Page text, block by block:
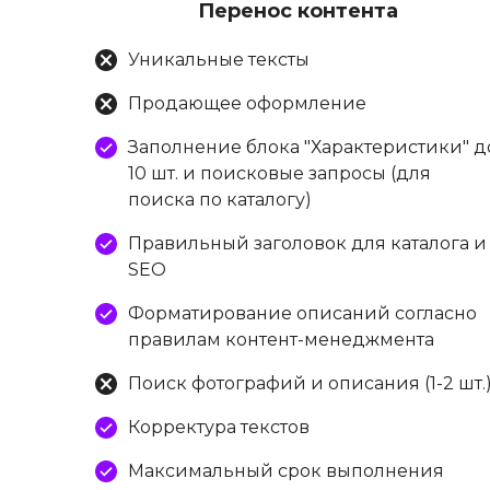
Перенос контента
Уникальные тексты
Продающее оформление
Заполнение блока "Характеристики"
10 шт. и поисковые запросы (для
поиска по каталогу)
Правильный заголовок для каталога и
SEO
Форматирование описаний согласно
правилам контент-менеджмента
Поиск фотографий и описания (1-2
Корректура текстов
Максимальный срок выполнения